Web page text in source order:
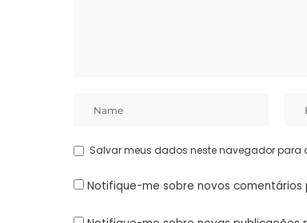
Salvar meus dados neste navegador para
Notifique-me sobre novos comentários